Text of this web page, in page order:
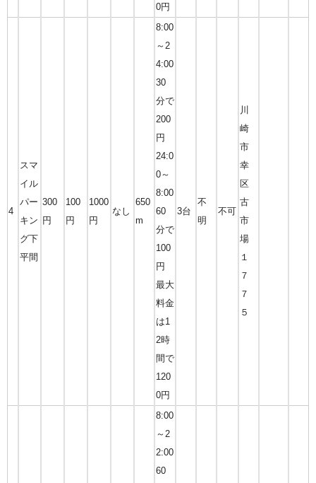
0円
4
スマ
イル
パー
キン
グ下
平間
300
円
100
円
1000
円
なし
650
m
8:00
～2
4:00
30
分で
200
円
24:0
0～
8:00
60
分で
100
円
最大
料金
は1
2時
間で
120
0円
3台
不
明
不可
川
崎
市
幸
区
古
市
場
１
７
７
５
8:00
～2
2:00
60